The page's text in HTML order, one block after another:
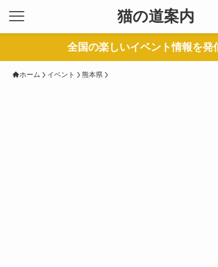
猫の道案内
全国の楽しいイベント情報を発
ホーム イベント 熊本県